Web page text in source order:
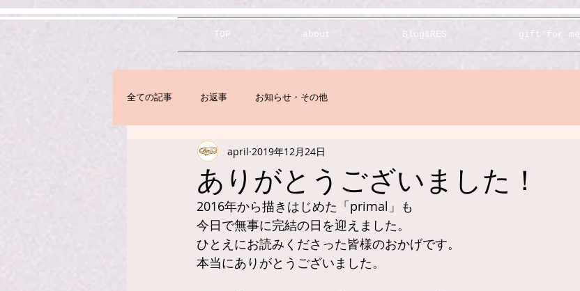
TOP about Blog&RES gift for me
全ての記事 お返事 お知らせ・その他
ありがとうございました！
april 2019年12月24日
2016年から描きはじめた「primal」も
今日で無事に完結の日を迎えました。
ひとえにお読みくださった皆様のおかげです。
本当にありがとうございました。